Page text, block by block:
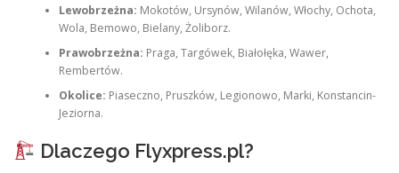
Lewobrzeżna: Mokotów, Ursynów, Wilanów, Włochy, Ochota,
Wola, Bemowo, Bielany, Żoliborz.
Prawobrzeżna: Praga, Targówek, Białołęka, Wawer,
Rembertów.
Okolice: Piaseczno, Pruszków, Legionowo, Marki, Konstancin-
Jeziorna.
Dlaczego Flyxpress.pl?